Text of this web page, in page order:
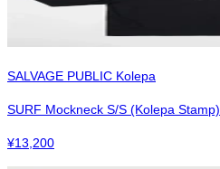
SALVAGE PUBLIC Kolepa
SURF Mockneck S/S (Kolepa Stamp)
¥13,200